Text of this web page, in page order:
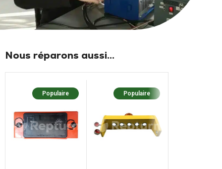
Nous réparons aussi...
Populaire Populaire Populaire